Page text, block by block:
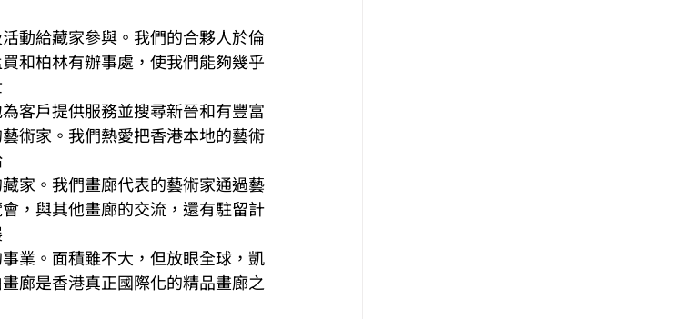
動給藏家參與。我們的合夥人於倫
和柏林有辦事處，使我們能夠幾乎
客戶提供服務並搜尋新晉和有豐富
術家。我們熱愛把香港本地的藝術
家。我們畫廊代表的藝術家通過藝
，與其他畫廊的交流，還有駐留計
業。面積雖不大，但放眼全球，凱
廊是香港真正國際化的精品畫廊之